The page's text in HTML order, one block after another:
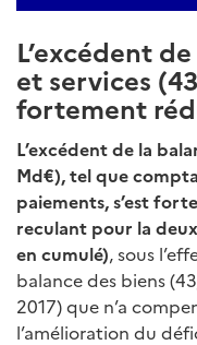
L’excédent
et services
fortement
L’excédent de la
Md€), tel que
paiements, s’est
reculant pour la
en cumulé), sous
balance des biens
2017) que n’a
l’amélioration du